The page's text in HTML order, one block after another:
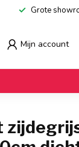
Grote
Mijn account